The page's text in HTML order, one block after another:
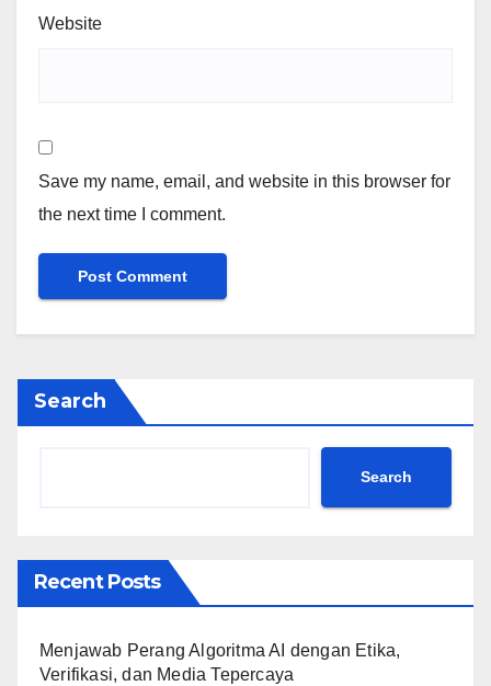
Website
Save my name, email, and website in this browser for
the next time I comment.
Search
Search
Recent Posts
Menjawab Perang Algoritma AI dengan Etika,
Verifikasi, dan Media Tepercaya